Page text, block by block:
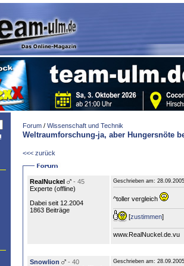
Forum / Wissenschaft und Technik
Weltraumforschung-ja, aber Hungersnöte
<<< zurück
RealNuckel
- 45
Experte (offline)
Dabei seit 12.2004
1863 Beiträge
Geschrieben am:
^toller vergleich
[zustimmen]
www.RealNuckel.de.vu
Snowlion
- 40
Geschrieben am: